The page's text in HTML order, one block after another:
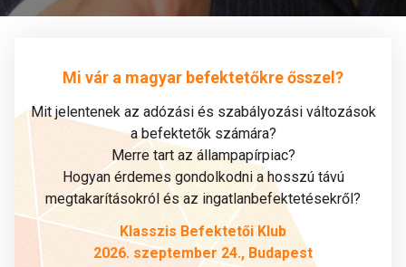
Mi vár a magyar befektetőkre ősszel?
Mit jelentenek az adózási és szabályozási változások
a befektetők számára?
Merre tart az állampapírpiac?
Hogyan érdemes gondolkodni a hosszú távú
megtakarításokról és az ingatlanbefektetésekről?
Klasszis Befektetői Klub
2026. szeptember 24., Budapest